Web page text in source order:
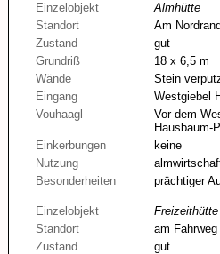
Einzelobjekt
Almhütte
Standort
Am
Zustand
gut
Grundriß
18 x 6,5 m
Wände
Stein
Eingang
Westgiebel
Vouhaagl
Vor dem
Hausbaum-
Einkerbungen
keine
Nutzung
Besonderheiten
prächtiger
Einzelobjekt
Freizeithütte
Standort
am
Zustand
gut